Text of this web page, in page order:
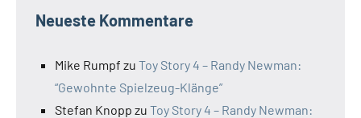
Neueste Kommentare
Mike Rumpf zu Toy Story 4 – Randy Newman:
“Gewohnte Spielzeug-Klänge”
Stefan Knopp zu Toy Story 4 – Randy Newman: